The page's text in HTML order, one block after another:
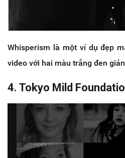
Whisperism là một ví dụ đẹp
video với hai màu trắng đen
4. Tokyo Mild